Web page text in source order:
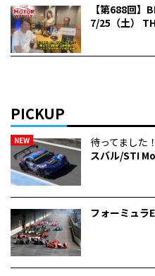
【第688回】
7/25（土）
PICKUP
NEW
待ってました！
スバル/STI
フォーミュラ